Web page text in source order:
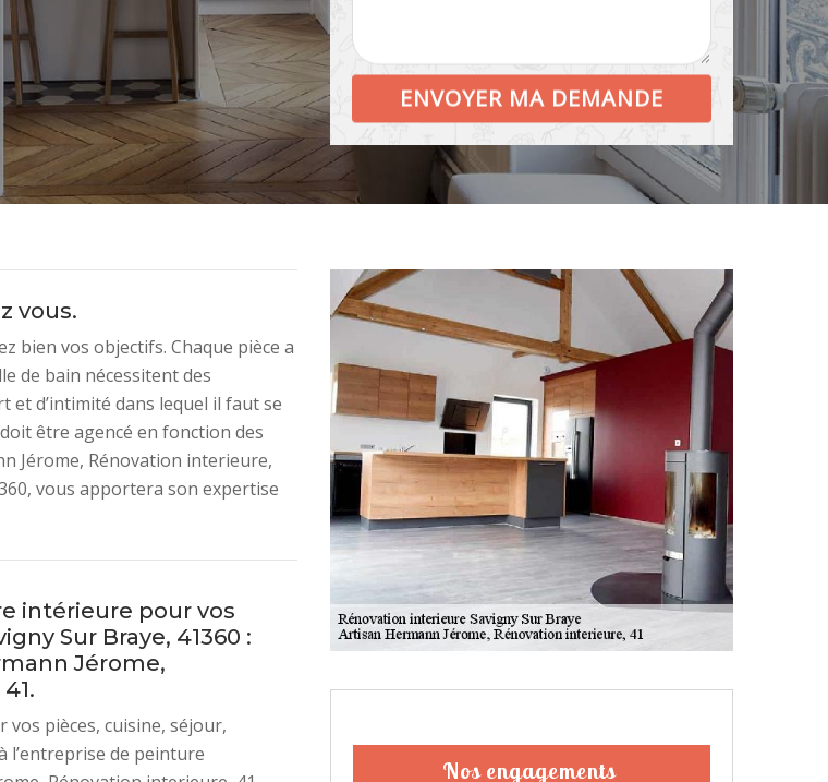
vous.
bien vos objectifs. Chaque pièce a
de bain nécessitent des
et d’intimité dans lequel il faut se
être agencé en fonction des
Jérome, Rénovation interieure,
vous apportera son expertise
intérieure pour vos
Sur Braye, 41360 :
Jérome,
pièces, cuisine, séjour,
l’entreprise de peinture
Nos engagements